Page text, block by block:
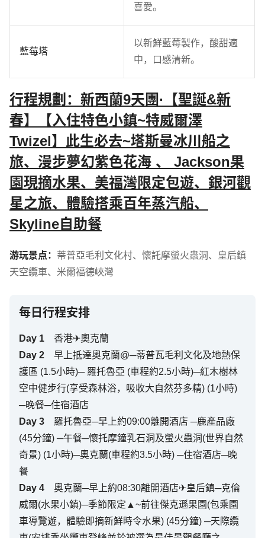
喜愛。
藍莓塔
以新鮮藍莓製作，酸甜適
中，口感清新。
行程規劃：新西蘭9天團·【聖誕&新
春】【入住特色小鎮~特威爾澤
Twizel】此生必去~塔斯曼冰川船之
旅、漫步夢幻紫色花海 、 Jackson果
園現摘水果、美福灣限定包遊、銀河觀
星之旅、體驗搭乘百年蒸汽船、
Skyline自助餐
游玩景点： 蒂普亞毛利文化村、 懷託摩螢火蟲洞 、
皇后鎮
天空纜車、 米爾福德峽灣
每日行程安排
Day 1
香港✈奧克蘭
Day 2
早上抵達奧克蘭@─蒂普瓦毛利文化及地熱保
護區 (1.5小時)─ 羅托魯亞 (車程約2.5小時)─紅木樹林
空中健步行(享受森林浴，吸收大自然芬多精) (1小時)
─晚餐─住宿酒店
Day 3
羅托魯亞─早上約09:00離開酒店 ─鹿產品廠
(45分鐘) ─午餐─懷托摩鐘乳石洞及螢火蟲洞(世界自然
奇景) (1小時)─奧克蘭(車程約3.5小時) ─住宿酒店─晚
餐
Day 4
奧克蘭─早上約08:30離開酒店✈皇后鎮─克倫
威爾(水果小鎮)─季節限定▲~前往傑克遜果園(包乘園
車導覽遊，體驗即摘新鮮時令水果) (45分鐘) ─天際纜